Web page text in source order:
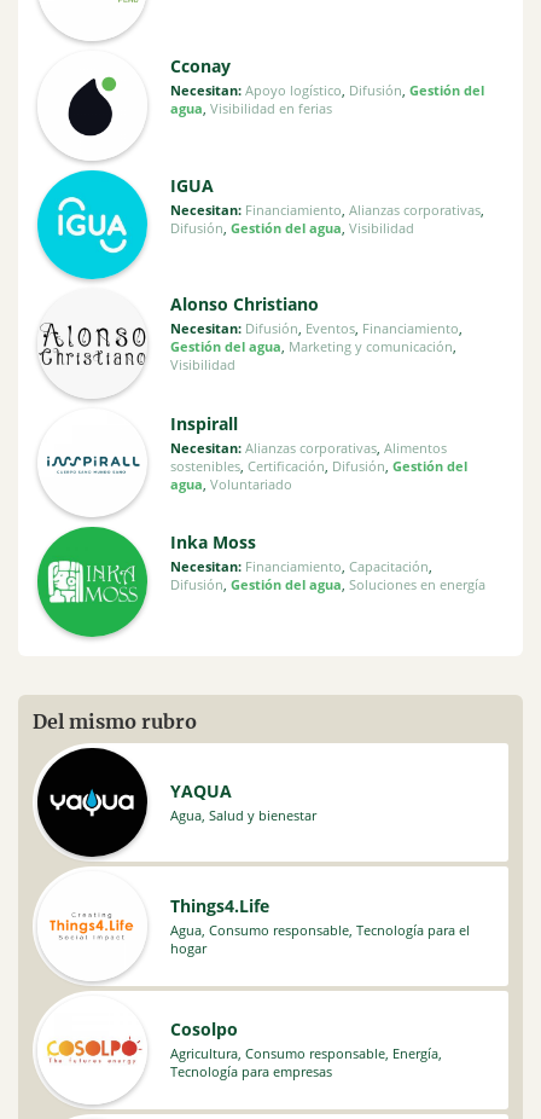
Cconay
Necesitan: Apoyo logístico, Difusión, Gestión del
agua, Visibilidad en ferias
IGUA
Necesitan: Financiamiento Alianzas corporativas,
Difusión Gestión del agua Visibilidad
Alonso Christiano
Necesitan: Difusión, Eventos, Financiamiento,
Gestión del agua, Marketing y comunicación,
Visibilidad
Inspirall
Necesitan: Alianzas corporativas, Alimentos
sostenibles, Certificación Difusión Gestión del
agua Voluntariado
Inka Moss
Necesitan: Financiamiento, Capacitación,
Difusión, Gestión del agua, Soluciones en energía
Del mismo rubro
YAQUA
Agua, Salud y bienestar
Things4.Life
Agua, Consumo responsable, Tecnología para el
hogar
Cosolpo
Agricultura, Consumo responsable, Energía,
Tecnología para empresas